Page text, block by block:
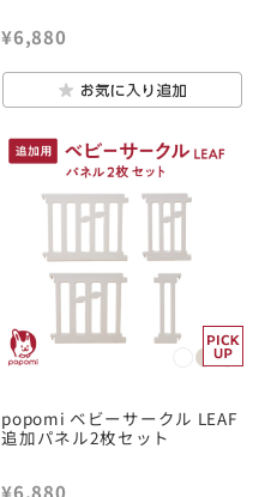
¥6,880
popomi ベビーサークル LEAF
追加パネル2枚セット
¥6,880